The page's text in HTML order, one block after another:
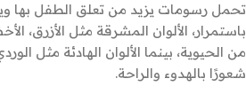
تحمل رسومات يزيد من تعلق الطفل بها
باستمرار، الألوان المشرقة مثل الأزرق،
من الحيوية، بينما الألوان الهادئة مثل
شعورًا بالهدوء والراحة.